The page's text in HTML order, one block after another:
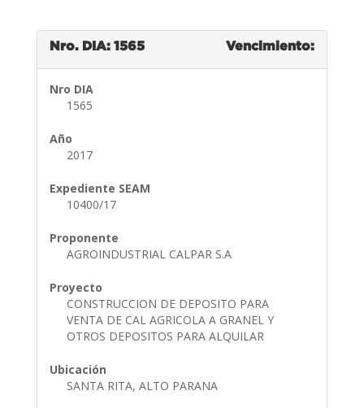
Nro. DIA: 1565 Vencimiento:
Nro DIA
1565
Año
2017
Expediente SEAM
10400/17
Proponente
AGROINDUSTRIAL CALPAR S.A
Proyecto
CONSTRUCCION DE DEPOSITO PARA
VENTA DE CAL AGRICOLA A GRANEL Y
OTROS DEPOSITOS PARA ALQUILAR
Ubicación
SANTA RITA, ALTO PARANA